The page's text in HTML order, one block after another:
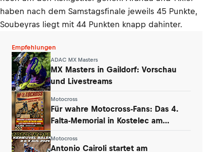
haben nach dem Samstagsfinale jeweils 45 Punkte,
Soubeyras liegt mit 44 Punkten knapp dahinter.
Empfehlungen
ADAC MX Masters
MX Masters in Gaildorf: Vorschau
und Livestreams
Motocross
Für wahre Motocross-Fans: Das 4.
Falta-Memorial in Kostelec am
Motocross
Antonio Cairoli startet am